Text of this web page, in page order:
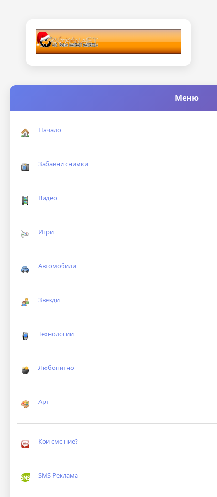
Меню
Начало
Забавни снимки
Видео
Игри
Автомобили
Звезди
Технологии
Любопитно
Арт
Кои сме ние?
SMS Реклама